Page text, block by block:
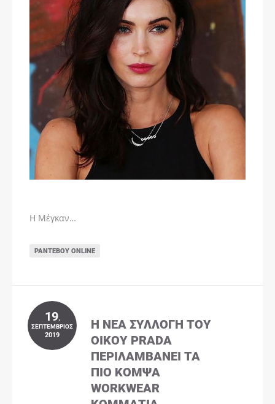
Η Μέγκαν…
ΡΑΝΤΕΒΟΎ ONLINE
19.
ΣΕΠΤΈΜΒΡΙΟΣ
2019
Η ΝΈΑ ΣΥΛΛΟΓΉ ΤΟΥ
ΟΊΚΟΥ PRADA
ΠΕΡΙΛΑΜΒΆΝΕΙ ΤΑ
ΠΙΟ ΚΟΜΨΆ
WORKWEAR